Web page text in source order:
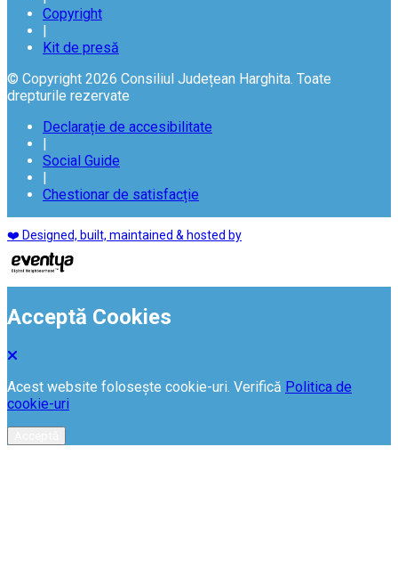
Copyright
Kit de presă
© Copyright 2026 Consiliul Județean Harghita. Toate
drepturile rezervate
Declarație de accesibilitate
Social Guide
Chestionar de satisfacție
❤️ Designed, built, maintained & hosted by
Acceptă Cookies
Acest website folosește cookie-uri. Verifică Politica de
cookie-uri